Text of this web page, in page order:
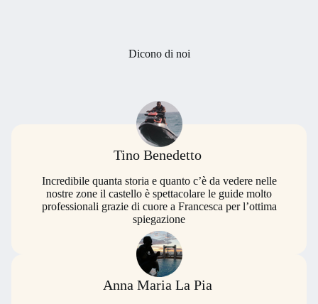
Dicono di noi
Tino Benedetto
Incredibile quanta storia e quanto c’è da vedere nelle
nostre zone il castello è spettacolare le guide molto
professionali grazie di cuore a Francesca per l’ottima
spiegazione
Anna Maria La Pia